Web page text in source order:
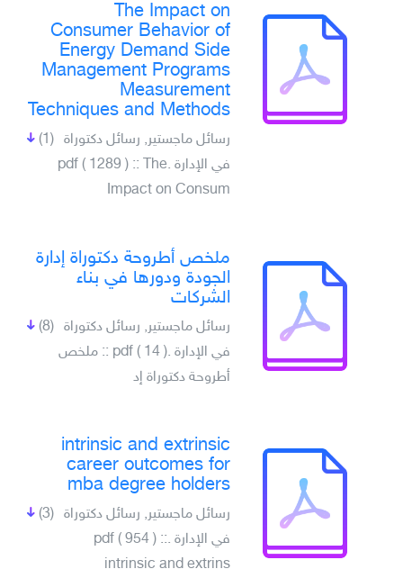
The Impact on
Consumer Behavior of
Energy Demand Side
Management Programs
Measurement
Techniques and Methods
(1) رسائل ماجستير, رسائل دكتوراة
في الإدارة .pdf ( 1289 ) :: The
Impact on Consum
ملخص أطروحة دكتوراة إدارة
الجودة ودورها في بناء
الشركات
(8) رسائل ماجستير, رسائل دكتوراة
في الإدارة .pdf ( 14 ) :: ملخص
أطروحة دكتوراة إد
intrinsic and extrinsic
career outcomes for
mba degree holders
(3) رسائل ماجستير, رسائل دكتوراة
في الإدارة .pdf ( 954 ) ::
intrinsic and extrins